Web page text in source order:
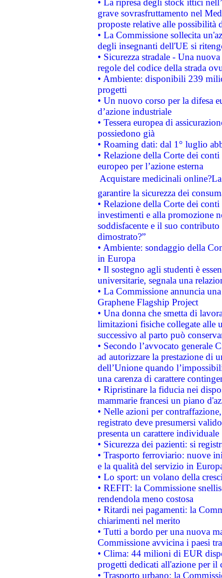
• La ripresa degli stock ittici
grave sovrasfruttamento nel
proposte relative alle possibilità
• La Commissione sollecita
degli insegnanti dell'UE si
• Sicurezza stradale - Una
regole del codice della strada
• Ambiente: disponibili 239
progetti
• Un nuovo corso per la difesa
d’azione industriale
• Tessera europea di
possiedono già
• Roaming dati: dal 1° luglio
• Relazione della Corte dei
europeo per l’azione esterna
 Acquistare medicinali
garantire la sicurezza dei
• Relazione della Corte dei
investimenti e alla promozione
soddisfacente e il suo
dimostrato?”
• Ambiente: sondaggio della
in Europa
• Il sostegno agli studenti è
universitarie, segnala una
• La Commissione annuncia
Graphene Flagship Project
• Una donna che smetta di
limitazioni fisiche collegate alle
successivo al parto può
• Secondo l’avvocato
ad autorizzare la prestazione di
dell’Unione quando
una carenza di carattere
• Ripristinare la fiducia nei
mammarie francesi un piano
• Nelle azioni per
registrato deve presumersi
presenta un carattere individuale
• Sicurezza dei pazienti: si
• Trasporto ferroviario: nuove
e la qualità del servizio in
• Lo sport: un volano della
• REFIT: la Commissione
rendendola meno costosa
• Ritardi nei pagamenti: la
chiarimenti nel merito
• Tutti a bordo per una nuova
Commissione avvicina i paesi
• Clima: 44 milioni di EUR
progetti dedicati all'azione per il
• Trasporto urbano: la